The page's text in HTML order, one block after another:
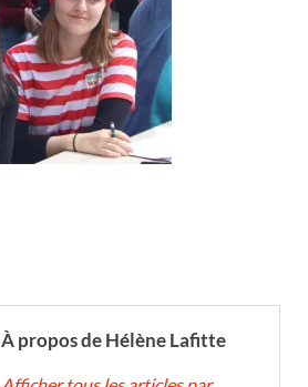
À propos de Hélène Lafitte